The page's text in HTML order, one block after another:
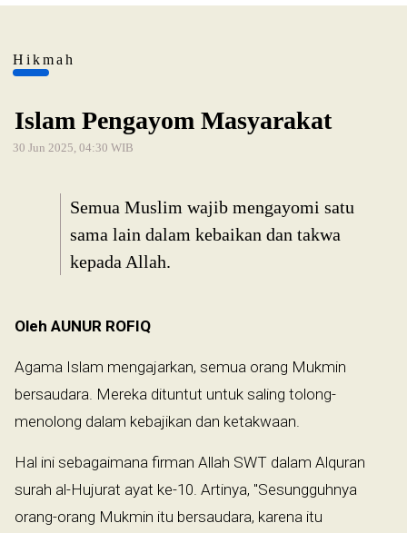
Hikmah
Islam Pengayom Masyarakat
30 Jun 2025, 04:30 WIB
Semua Muslim wajib mengayomi satu
sama lain dalam kebaikan dan takwa
kepada Allah.
Oleh AUNUR ROFIQ
Agama Islam mengajarkan, semua orang Mukmin
bersaudara. Mereka dituntut untuk saling tolong-
menolong dalam kebajikan dan ketakwaan.
Hal ini sebagaimana firman Allah SWT dalam Alquran
surah al-Hujurat ayat ke-10. Artinya, "Sesungguhnya
orang-orang Mukmin itu bersaudara, karena itu